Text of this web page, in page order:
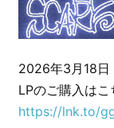
2026年3月18日
LPのご購入はこ
https://lnk.to/